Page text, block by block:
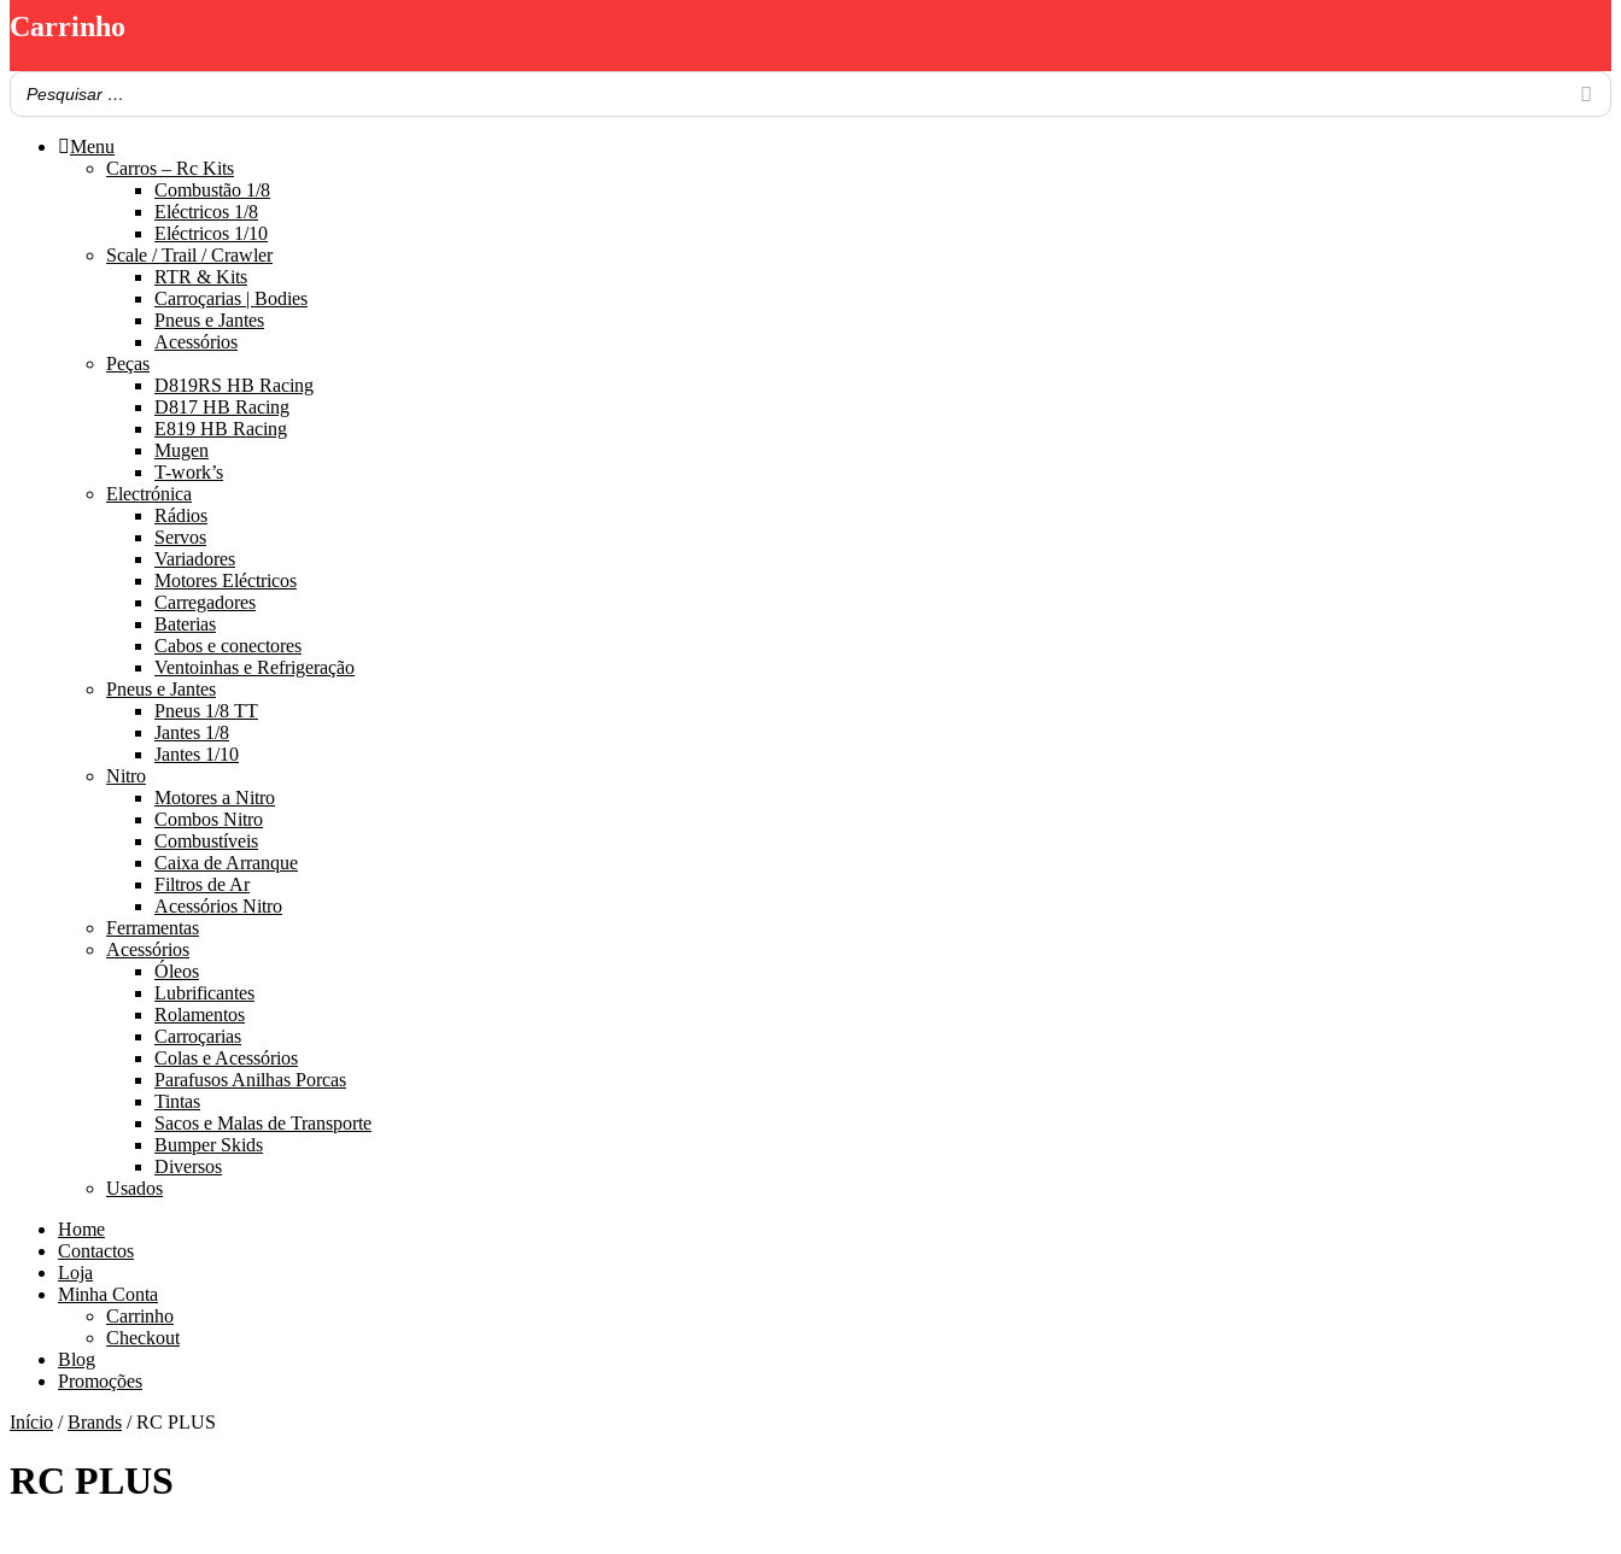
Carrinho
Menu
Carros – Rc Kits
Combustão 1/8
Eléctricos 1/8
Eléctricos 1/10
Scale / Trail / Crawler
RTR & Kits
Carroçarias | Bodies
Pneus e Jantes
Acessórios
Peças
D819RS HB Racing
D817 HB Racing
E819 HB Racing
Mugen
T-work’s
Electrónica
Rádios
Servos
Variadores
Motores Eléctricos
Carregadores
Baterias
Cabos e conectores
Ventoinhas e Refrigeração
Pneus e Jantes
Pneus 1/8 TT
Jantes 1/8
Jantes 1/10
Nitro
Motores a Nitro
Combos Nitro
Combustíveis
Caixa de Arranque
Filtros de Ar
Acessórios Nitro
Ferramentas
Acessórios
Óleos
Lubrificantes
Rolamentos
Carroçarias
Colas e Acessórios
Parafusos Anilhas Porcas
Tintas
Sacos e Malas de Transporte
Bumper Skids
Diversos
Usados
Home
Contactos
Loja
Minha Conta
Carrinho
Checkout
Blog
Promoções
Início /Brands / RC PLUS
RC PLUS